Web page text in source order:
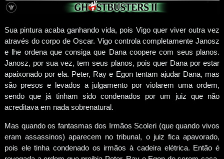
Sua pintura acaba ganhando vida, pois Vigo quer viver outra vez
através do corpo de Oscar. Vigo controla completamente Janosz
e lhe ordena que consiga que Dana coopere com seus planos.
Janosz, por sua vez, tem seus planos, pois quer Dana por estar
apaixonado por ela. Peter, Ray e Egon tentam ajudar Dana, mas
são presos e levados a julgamento por violarem uma ordem,
sendo que já tinham sido condenados por um juiz que não
acreditava em nada sobrenatural.
Mas quando os fantasmas dos Irmãos Scoleri (que quando vivos
eram assassinos) aparecem no tribunal, o juiz fica apavorado,
pois ele tinha condenado os irmãos à cadeira elétrica. Então é